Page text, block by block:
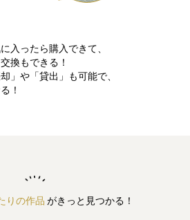
」や「貸出」も可能で、
！
入ったら購入できて、
換もできる！
りの作品 がきっと見つかる！